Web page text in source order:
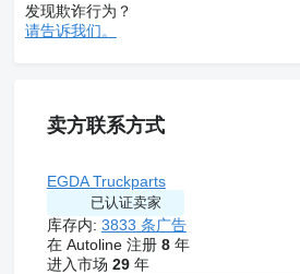
发现欺诈行为？
请告诉我们。
卖方联系方式
EGDA Truckparts
已认证卖家
库存内: 3833 条广告
在 Autoline 注册 8年
进入市场 29年